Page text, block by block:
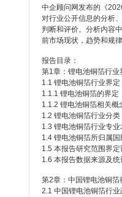
中企顾问网发布的《
对行业公开信息的分析
判断和评价。分析内容
前市场现状，趋势和规
报告目录：
第1章：锂电池铜箔行业
1.1 锂电池铜箔行业界定
1.1.1 锂电池铜箔的界定
1.1.2 锂电池铜箔相关概
1.2 锂电池铜箔行业分类
1.3 锂电池铜箔行业专业
1.4 锂电池铜箔所归属
1.5 本报告研究范围界定
1.6 本报告数据来源及统
第2章：中国锂电池铜箔
2.1 中国锂电池铜箔行